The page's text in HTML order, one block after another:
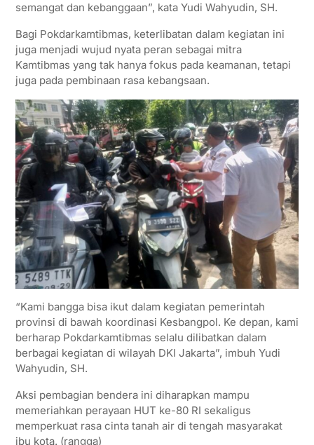
semangat dan kebanggaan”, kata Yudi Wahyudin, SH.
Bagi Pokdarkamtibmas, keterlibatan dalam kegiatan ini
juga menjadi wujud nyata peran sebagai mitra
Kamtibmas yang tak hanya fokus pada keamanan, tetapi
juga pada pembinaan rasa kebangsaan.
“Kami bangga bisa ikut dalam kegiatan pemerintah
provinsi di bawah koordinasi Kesbangpol. Ke depan, kami
berharap Pokdarkamtibmas selalu dilibatkan dalam
berbagai kegiatan di wilayah DKI Jakarta”, imbuh Yudi
Wahyudin, SH.
Aksi pembagian bendera ini diharapkan mampu
memeriahkan perayaan HUT ke-80 RI sekaligus
memperkuat rasa cinta tanah air di tengah masyarakat
ibu kota. (rangga)